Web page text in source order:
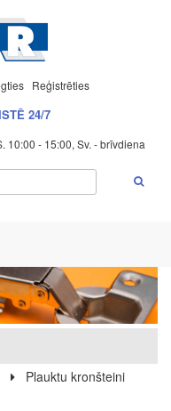
Reģistrēties
24/7
10:00 - 15:00, Sv. - brīvdiena
Plauktu kronšteini